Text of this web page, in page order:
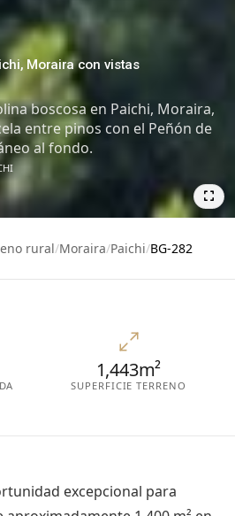
Moraira con vistas
boscosa en Paichi, Moraira,
entre pinos con el Peñón de
al fondo.
rural/Moraira/Paichi/BG-282
1,443m²
SUPERFICIE TERRENO
excepcional para